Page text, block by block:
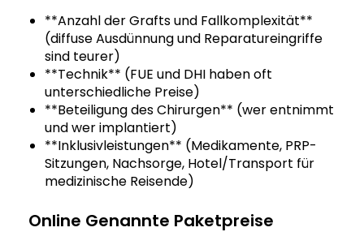
**Anzahl der Grafts und Fallkomplexität**
(diffuse Ausdünnung und Reparatureingriffe
sind teurer)
**Technik** (FUE und DHI haben oft
unterschiedliche Preise)
**Beteiligung des Chirurgen** (wer entnimmt
und wer implantiert)
**Inklusivleistungen** (Medikamente, PRP-
Sitzungen, Nachsorge, Hotel/Transport für
medizinische Reisende)
Online Genannte Paketpreise